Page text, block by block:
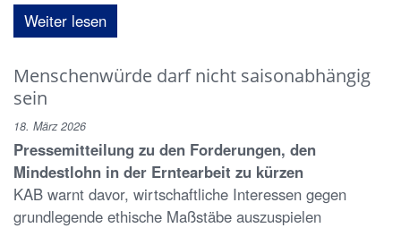
Weiter lesen
Menschenwürde darf nicht saisonabhängig
sein
18. März 2026
Pressemitteilung zu den Forderungen, den
Mindestlohn in der Erntearbeit zu kürzen
KAB warnt davor, wirtschaftliche Interessen gegen
grundlegende ethische Maßstäbe auszuspielen